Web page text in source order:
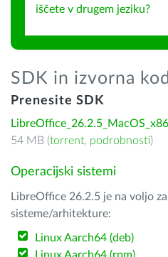
iščete v drugem jeziku?
SDK in izvorna
Prenesite SDK
54 MB (torrent, podrobnosti)
Operacijski sistemi
LibreOffice 26.2.5 je na voljo
sisteme/arhitekture:
Linux Aarch64 (deb)